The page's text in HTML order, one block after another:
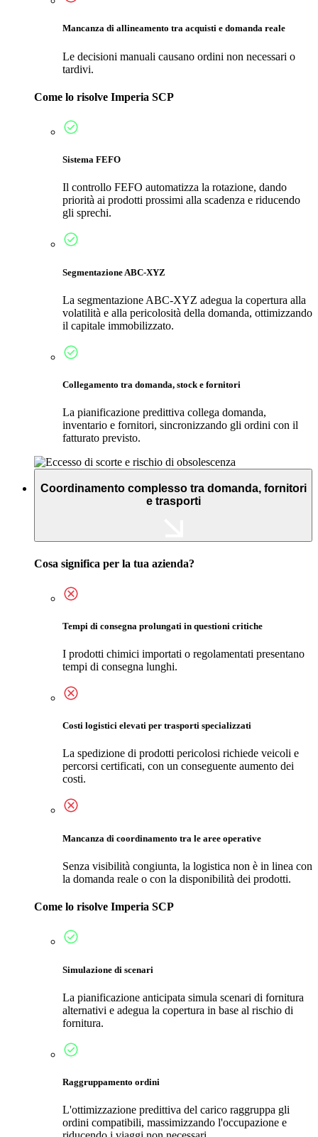
Mancanza di allineamento tra acquisti e domanda reale
Le decisioni manuali causano ordini non necessari o
tardivi.
Come lo risolve Imperia SCP
Sistema FEFO
Il controllo FEFO automatizza la rotazione, dando
priorità ai prodotti prossimi alla scadenza e riducendo
gli sprechi.
Segmentazione ABC-XYZ
La segmentazione ABC-XYZ adegua la copertura alla
volatilità e alla pericolosità della domanda, ottimizzando
il capitale immobilizzato.
Collegamento tra domanda, stock e fornitori
La pianificazione predittiva collega domanda,
inventario e fornitori, sincronizzando gli ordini con il
fatturato previsto.
Coordinamento complesso tra domanda, fornitori
e trasporti
Cosa significa per la tua azienda?
Tempi di consegna prolungati in questioni critiche
I prodotti chimici importati o regolamentati presentano
tempi di consegna lunghi.
Costi logistici elevati per trasporti specializzati
La spedizione di prodotti pericolosi richiede veicoli e
percorsi certificati, con un conseguente aumento dei
costi.
Mancanza di coordinamento tra le aree operative
Senza visibilità congiunta, la logistica non è in linea con
la domanda reale o con la disponibilità dei prodotti.
Come lo risolve Imperia SCP
Simulazione di scenari
La pianificazione anticipata simula scenari di fornitura
alternativi e adegua la copertura in base al rischio di
fornitura.
Raggruppamento ordini
L'ottimizzazione predittiva del carico raggruppa gli
ordini compatibili, massimizzando l'occupazione e